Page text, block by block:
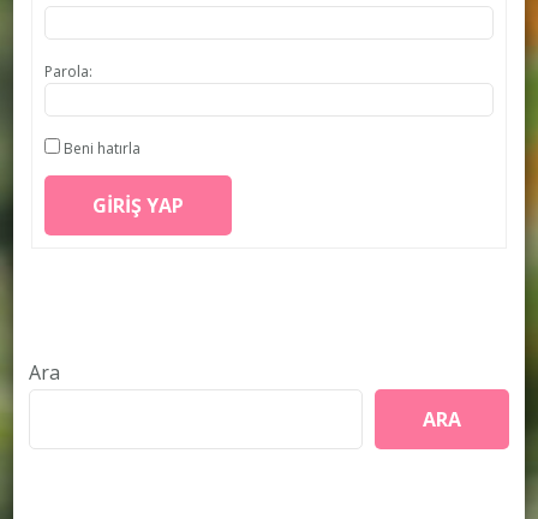
Parola:
Beni hatırla
GIRIŞ YAP
Ara
ARA